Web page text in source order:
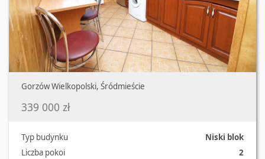
Gorzów Wielkopolski, Śródmieście
339 000 zł
Typ budynku
Niski blok
Liczba pokoi
2